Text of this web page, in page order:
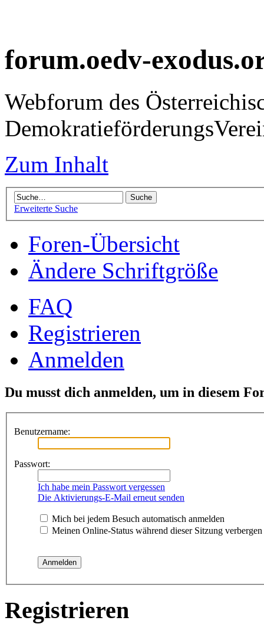
forum.oedv-
Webforum des
Zum Inhalt
Erweiterte Suche
Foren-Übersicht
Ändere Schriftgröße
FAQ
Registrieren
Anmelden
Du musst dich anmelden, um in diesem
Benutzername:
Passwort:
Ich habe mein Passwort vergessen
Die Aktivierungs-E-Mail erneut senden
Mich bei jedem Besuch automatisch anmelden
Meinen Online-Status während dieser Sitzung verbergen
Registrieren